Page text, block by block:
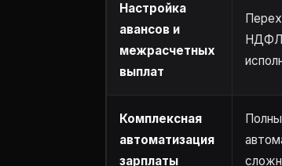
Настройка
авансов и
межрасчетных
выплат
НДФЛ
Комплексная
автоматизация
зарплаты